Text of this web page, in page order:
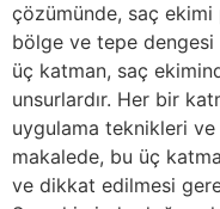
çözümünde, saç
bölge ve tepe dengesi
üç katman, saç
unsurlardır. Her bir
uygulama teknikleri
makalede, bu üç
ve dikkat edilmesi